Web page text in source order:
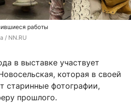
работы
/ NN.RU
в выставке участвует
которая в своей
старинные фотографии,
прошлого.